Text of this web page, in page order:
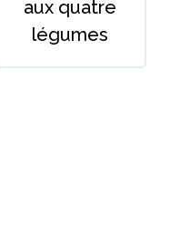
aux quatre
légumes